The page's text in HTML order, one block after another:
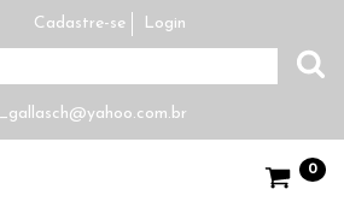
Cadastre-se Login
0